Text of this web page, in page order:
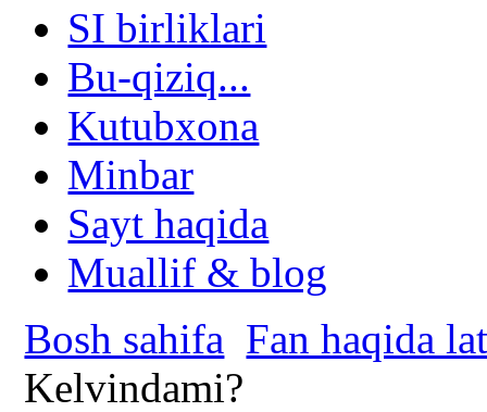
SI birliklari
Bu-qiziq...
Kutubxona
Minbar
Sayt haqida
Muallif & blog
Bosh sahifa Fan haqida
Kelvindami?